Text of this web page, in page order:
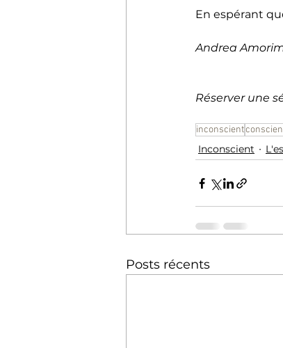
En espérant
Andrea
Réserver une
inconscient
Inconscient
Posts récents